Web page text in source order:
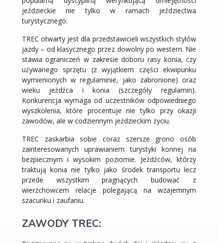
jeździeckie nie tylko w ramach jeździectwa
turystycznego.
TREC otwarty jest dla przedstawicieli wszystkich stylów
jazdy – od klasycznego przez dowolny po western. Nie
stawia ograniczeń w zakresie doboru rasy konia, czy
używanego sprzętu (z wyjątkiem części ekwipunku
wymienionych w regulaminie, jako zabronione) oraz
wieku jeźdźca i konia (szczegóły regulamin).
Konkurencja wymaga od uczestników odpowiedniego
wyszkolenia, które procentuje nie tylko przy okazji
zawodów, ale w codziennym jeździeckim życiu.
TREC zaskarbia sobie coraz szersze grono osób
zainteresowanych uprawianiem turystyki konnej na
bezpiecznym i wysokim poziomie. Jeźdźców, którzy
traktują konia nie tylko jako środek transportu lecz
przede wszystkim pragnących budować z
wierzchowcem relacje polegającą na wzajemnym
szacunku i zaufaniu.
ZAWODY TREC: